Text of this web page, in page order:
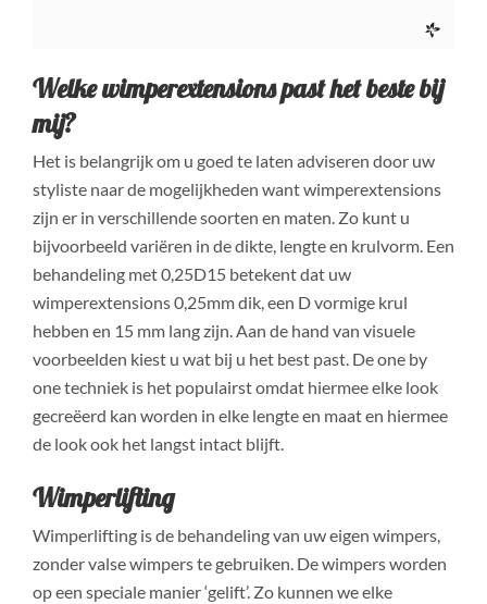
Welke wimperextensions past het beste bij
mij?
Het is belangrijk om u goed te laten adviseren door uw
styliste naar de mogelijkheden want wimperextensions
zijn er in verschillende soorten en maten. Zo kunt u
bijvoorbeeld variëren in de dikte, lengte en krulvorm. Een
behandeling met 0,25D15 betekent dat uw
wimperextensions 0,25mm dik, een D vormige krul
hebben en 15 mm lang zijn. Aan de hand van visuele
voorbeelden kiest u wat bij u het best past. De one by
one techniek is het populairst omdat hiermee elke look
gecreëerd kan worden in elke lengte en maat en hiermee
de look ook het langst intact blijft.
Wimperlifting
Wimperlifting is de behandeling van uw eigen wimpers,
zonder valse wimpers te gebruiken. De wimpers worden
op een speciale manier ‘gelift’. Zo kunnen we elke